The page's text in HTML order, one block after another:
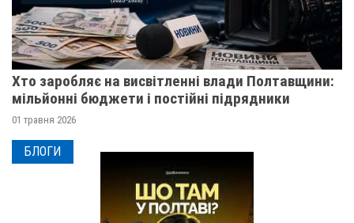
Хто заробляє на висвітленні влади Полтавщини:
мільйонні бюджети і постійні підрядники
01 травня 2026
БЛОГИ